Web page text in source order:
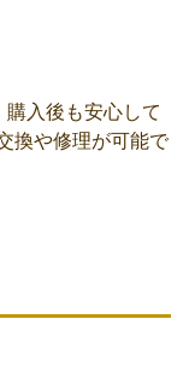
入後も安心して
換や修理が可能で